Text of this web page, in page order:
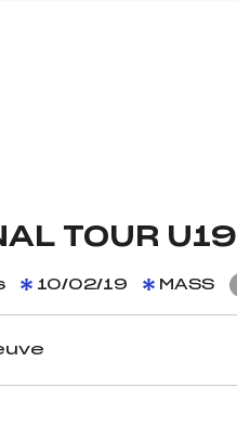
TOUR
10/02/19 MASS